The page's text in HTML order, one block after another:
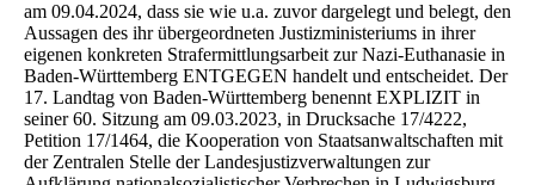
am 09.04.2024, dass sie wie u.a. zuvor dargelegt und belegt, den
Aussagen des ihr übergeordneten Justizministeriums in ihrer
eigenen konkreten Strafermittlungsarbeit zur Nazi-Euthanasie in
Baden-Württemberg ENTGEGEN handelt und entscheidet. Der
17. Landtag von Baden-Württemberg benennt EXPLIZIT in
seiner 60. Sitzung am 09.03.2023, in Drucksache 17/4222,
Petition 17/1464, die Kooperation von Staatsanwaltschaften mit
der Zentralen Stelle der Landesjustizverwaltungen zur